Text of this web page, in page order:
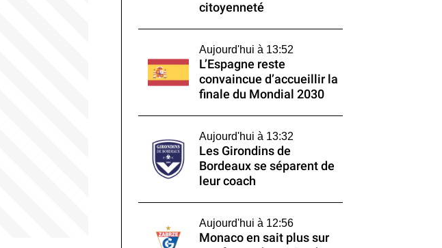
citoyenneté
Aujourd'hui à 13:52
L’Espagne reste
convaincue d’accueillir la
finale du Mondial 2030
Aujourd'hui à 13:32
Les Girondins de
Bordeaux se séparent de
leur coach
Aujourd'hui à 12:56
Monaco en sait plus sur